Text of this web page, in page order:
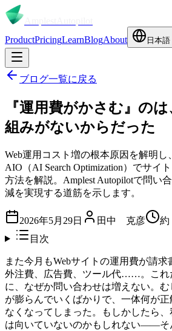
ProductPricingLearnBlogAbout 日本語
ブログ一覧に戻る
『運用費がかさむ』の
組みがないからだった
Web運用コスト増の根本原因を解明
AIO（AI Search Optimization）でサイ
方法を解説。Amplest Autopilotで問い
減を実現する道筋を示します。
2026年5月29日 田中 克彦 約
目次
また今月もWebサイトの運用費が請求
外注費、広告費、ツール代……。これ
に、なぜか問い合わせは増えない。
が膨らんでいくばかりで、一体何が
なくなってしまった。もしかしたら
は向いていないのかもしれない――そ